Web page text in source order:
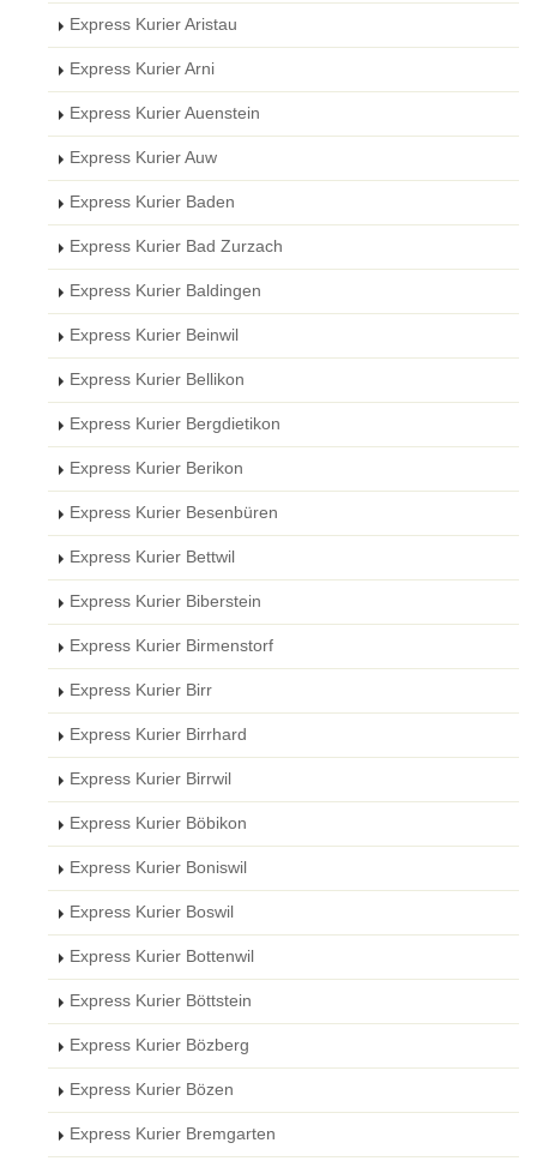
Express Kurier Aristau
Express Kurier Arni
Express Kurier Auenstein
Express Kurier Auw
Express Kurier Baden
Express Kurier Bad Zurzach
Express Kurier Baldingen
Express Kurier Beinwil
Express Kurier Bellikon
Express Kurier Bergdietikon
Express Kurier Berikon
Express Kurier Besenbüren
Express Kurier Bettwil
Express Kurier Biberstein
Express Kurier Birmenstorf
Express Kurier Birr
Express Kurier Birrhard
Express Kurier Birrwil
Express Kurier Böbikon
Express Kurier Boniswil
Express Kurier Boswil
Express Kurier Bottenwil
Express Kurier Böttstein
Express Kurier Bözberg
Express Kurier Bözen
Express Kurier Bremgarten